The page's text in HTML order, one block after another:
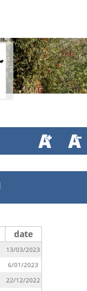
date
13/03/2023
6/01/2023
22/12/2022